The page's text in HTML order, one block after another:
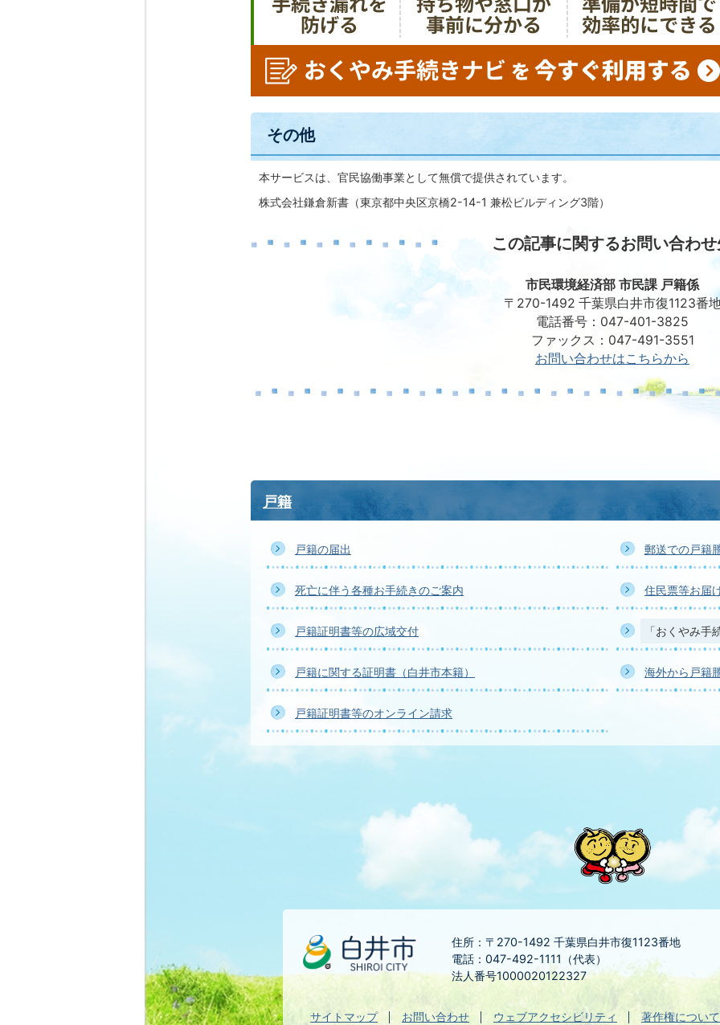
その他
本サービスは、官民協働事業として無償で提供されています。
株式会社鎌倉新書（東京都中央区京橋2-14-1 兼松ビルディング3階）
この記事に関するお問い合わ
市民環境経済部 市民課 戸籍係
〒270-1492 千葉県白井市復1123番
電話番号：047-401-3825
ファックス：047-491-3551
お問い合わせはこちらから
戸籍
戸籍の届出 郵送での戸籍
死亡に伴う各種お手続きのご案内 住民票等お届
戸籍証明書等の広域交付 「おくやみ手
戸籍に関する証明書（白井市本籍） 海外から戸籍
戸籍証明書等のオンライン請求
住所：〒270-1492 千葉県白井市復1123番地
電話：047-492-1111（代表）
法人番号1000020122327
サイトマップ お問い合わせ ウェブアクセシビリティ 著作権について